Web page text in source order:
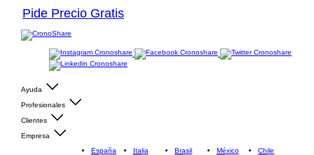
Pide Precio Gratis
Ayuda
Profesionales
Clientes
Empresa
España
Italia Brasil México Chile